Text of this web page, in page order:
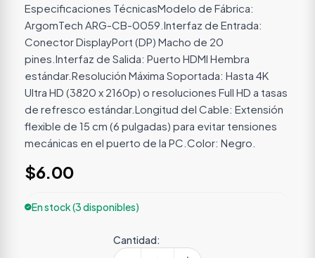
Especificaciones TécnicasModelo de Fábrica:
ArgomTech ARG-CB-0059.Interfaz de Entrada:
Conector DisplayPort (DP) Macho de 20
pines.Interfaz de Salida: Puerto HDMI Hembra
estándar.Resolución Máxima Soportada: Hasta 4K
Ultra HD (3820 x 2160p) o resoluciones Full HD a tasas
de refresco estándar.Longitud del Cable: Extensión
flexible de 15 cm (6 pulgadas) para evitar tensiones
mecánicas en el puerto de la PC.Color: Negro.
$6.00
En stock (3 disponibles)
Cantidad: